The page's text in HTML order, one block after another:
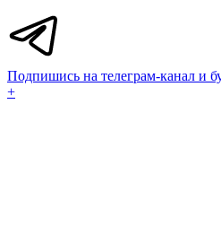
Подпишись на телеграм-канал и
+